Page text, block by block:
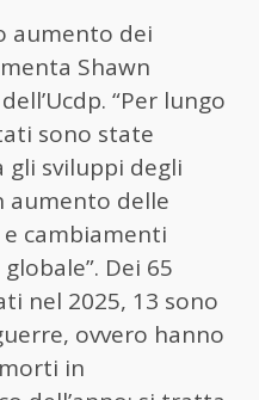
aumento dei
Shawn
“Per lungo
sono state
sviluppi degli
aumento delle
cambiamenti
Dei 65
nel 2025, 13 sono
ovvero hanno
in